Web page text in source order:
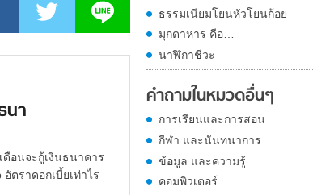
นา
อนจะกู้เงินธนาคาร
ตราดอกเบี้ยเท่าไร
ธรรมเนียมโยนหัวโยนก้อย
มุกดาหาร คือ…
นาฬิกาชีวะ
คำถามในหมวดอื่นๆ
การเรียนและการสอน
กีฬา และนันทนาการ
ข้อมูล และความรู้
คอมพิวเตอร์